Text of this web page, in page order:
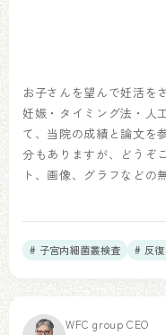
お子さんを望んで妊活を
妊娠・タイミング法・人
て、当院の成績と論文を
分もありますが、どうぞ
ト、画像、グラフなどの
# 子宮内細菌叢検査 # 反復
WFC group CEO